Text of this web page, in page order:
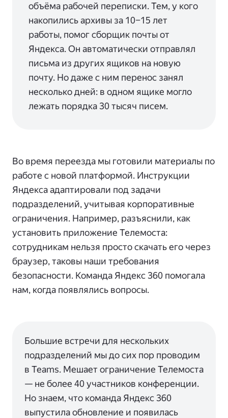
объёма рабочей переписки. Тем, у кого
накопились архивы за 10–15 лет
работы, помог сборщик почты от
Яндекса. Он автоматически отправлял
письма из других ящиков на новую
почту. Но даже с ним перенос занял
несколько дней: в одном ящике могло
лежать порядка 30 тысяч писем.
Во время переезда мы готовили материалы по
работе с новой платформой. Инструкции
Яндекса адаптировали под задачи
подразделений, учитывая корпоративные
ограничения. Например, разъяснили, как
установить приложение Телемоста:
сотрудникам нельзя просто скачать его через
браузер, таковы наши требования
безопасности. Команда Яндекс 360 помогала
нам, когда появлялись вопросы.
Большие встречи для нескольких
подразделений мы до сих пор проводим
в Teams. Мешает ограничение Телемоста
— не более 40 участников конференции.
Но знаем, что команда Яндекс 360
выпустила обновление и появилась